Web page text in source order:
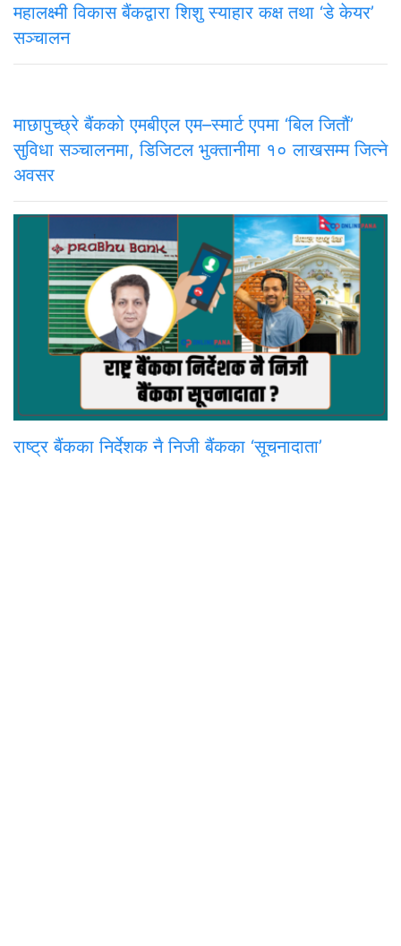
महालक्ष्मी विकास बैंकद्वारा शिशु स्याहार कक्ष तथा ‘डे केयर’
सञ्चालन
माछापुच्छ्रे बैंकको एमबीएल एम–स्मार्ट एपमा ‘बिल जितौं’
सुविधा सञ्चालनमा, डिजिटल भुक्तानीमा १० लाखसम्म जित्ने
अवसर
राष्ट्र बैंकका निर्देशक नै निजी बैंकका ‘सूचनादाता’